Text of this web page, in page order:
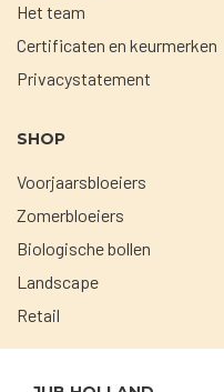
Het team
Certificaten en keurmerken
Privacystatement
SHOP
Voorjaarsbloeiers
Zomerbloeiers
Biologische bollen
Landscape
Retail